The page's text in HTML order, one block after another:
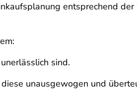
entsprechend
sind.
unausgewogen und